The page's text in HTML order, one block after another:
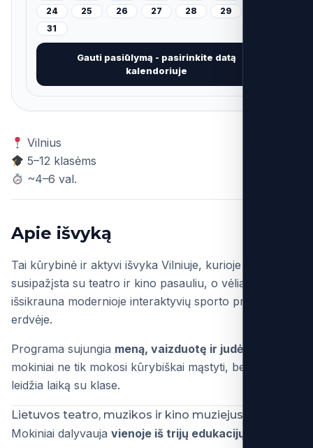
24
25 26 27 28 29
31
Gauti pasiūlymą - pasirinkite datą
kalendoriuje
Vilnius
5–12 klasėms
~4–6 val.
Apie išvyką
Tai kūrybinė ir aktyvi išvyka Vilniuje, kurioje mokiniai
susipažįsta su teatro ir kino pasauliu, o vėliau
išsikrauna modernioje interaktyvių sporto pramogų
erdvėje.
Programa sujungia meną, vaizduotę ir judėjimą
mokiniai ne tik mokosi kūrybiškai mąstyti, bet ir aktyviai
leidžia laiką su klase.
Lietuvos teatro, muzikos ir kino muziejus
Mokiniai dalyvauja vienoje iš trijų edukacijų